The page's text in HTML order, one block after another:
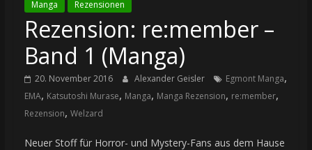
Manga Rezensionen
Rezension: re:member –
Band 1 (Manga)
20. November 2016 Alexander Geisler Egmont Manga,
EMA, Katsutoshi Murase, Manga, Manga Rezension, re:member,
Rezension, Welzard
Neuer Stoff für Horror- und Mystery-Fans aus dem Hause